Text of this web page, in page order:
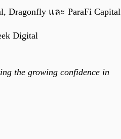
0:00 /
และ ParaFi Capital
Digital
the growing confidence in